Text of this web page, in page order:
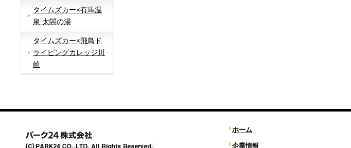
タイムズカー×有馬温
泉 太閤の湯
タイムズカー×飛鳥ド
ライビングカレッジ川
崎
ホーム
企業情報